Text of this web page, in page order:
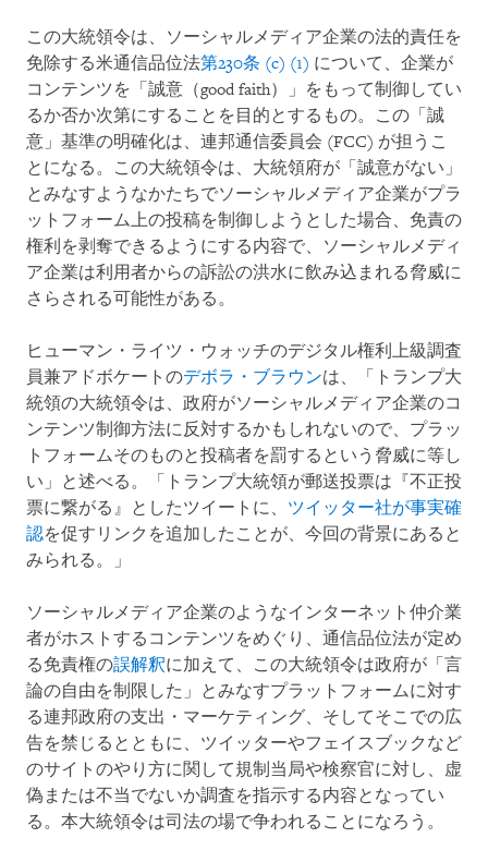
この大統領令は、ソーシャルメディア企業の法的責任を
免除する米通信品位法第230条 (c) (1) について、企業が
コンテンツを「誠意（good faith）」をもって制御してい
るか否か次第にすることを目的とするもの。この「誠
意」基準の明確化は、連邦通信委員会 (FCC) が担うこ
とになる。この大統領令は、大統領府が「誠意がない」
とみなすようなかたちでソーシャルメディア企業がプラ
ットフォーム上の投稿を制御しようとした場合、免責の
権利を剥奪できるようにする内容で、ソーシャルメディ
ア企業は利用者からの訴訟の洪水に飲み込まれる脅威に
さらされる可能性がある。
ヒューマン・ライツ・ウォッチのデジタル権利上級調査
員兼アドボケートのデボラ・ブラウンは、「トランプ大
統領の大統領令は、政府がソーシャルメディア企業のコ
ンテンツ制御方法に反対するかもしれないので、プラッ
トフォームそのものと投稿者を罰するという脅威に等し
い」と述べる。「トランプ大統領が郵送投票は『不正投
票に繋がる』としたツイートに、 ツイッター社が事実確
認を促すリンクを追加したことが、今回の背景にあると
みられる。」
ソーシャルメディア企業のようなインターネット仲介業
者がホストするコンテンツをめぐり、通信品位法が定め
る免責権の誤解釈に加えて、この大統領令は政府が「言
論の自由を制限した」とみなすプラットフォームに対す
る連邦政府の支出・マーケティング、そしてそこでの広
告を禁じるとともに、ツイッターやフェイスブックなど
のサイトのやり方に関して規制当局や検察官に対し、虚
偽または不当でないか調査を指示する内容となってい
る。本大統領令は司法の場で争われることになろう。